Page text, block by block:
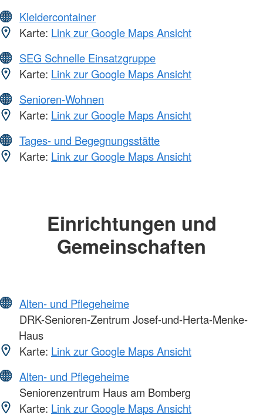
Kleidercontainer
Karte: Link zur Google Maps Ansicht
SEG Schnelle Einsatzgruppe
Karte: Link zur Google Maps Ansicht
Senioren-Wohnen
Karte: Link zur Google Maps Ansicht
Tages- und Begegnungsstätte
Karte: Link zur Google Maps Ansicht
Einrichtungen und
Gemeinschaften
Alten- und Pflegeheime
DRK-Senioren-Zentrum Josef-und-Herta-Menke-
Haus
Karte: Link zur Google Maps Ansicht
Alten- und Pflegeheime
Seniorenzentrum Haus am Bomberg
Karte: Link zur Google Maps Ansicht